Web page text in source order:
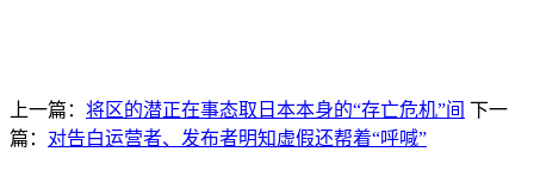
上一篇： 将区的潜正在事态取日本本身的“存亡危机”间 下一
篇： 对告白运营者、发布者明知虚假还帮着“呼喊”